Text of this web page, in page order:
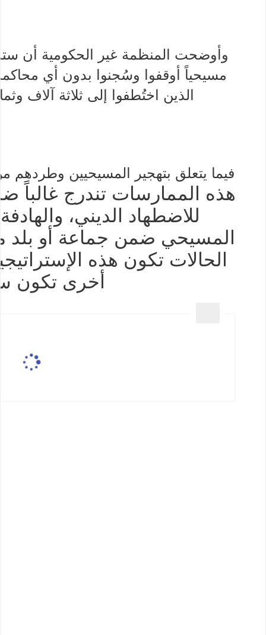
وأوضحت المنظمة غير الحكومية أن
مسيحياً أوقفوا وسُجنوا بدون أي
الذين اختُطفوا إلى ثلاثة آلاف
فيما يتعلق بتهجير المسيحيين وطردهم
هذه الممارسات تندرج غالباً
للاضطهاد الديني،
المسيحي ضمن جماعة أو
الحالات تكون هذه
أخرى تكون